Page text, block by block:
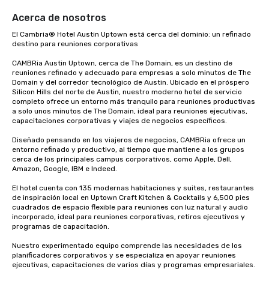
Acerca de nosotros
El Cambria® Hotel Austin Uptown está cerca del dominio: un refinado
destino para reuniones corporativas
CAMBRia Austin Uptown, cerca de The Domain, es un destino de
reuniones refinado y adecuado para empresas a solo minutos de The
Domain y del corredor tecnológico de Austin. Ubicado en el próspero
Silicon Hills del norte de Austin, nuestro moderno hotel de servicio
completo ofrece un entorno más tranquilo para reuniones productivas
a solo unos minutos de The Domain, ideal para reuniones ejecutivas,
capacitaciones corporativas y viajes de negocios específicos.
Diseñado pensando en los viajeros de negocios, CAMBRia ofrece un
entorno refinado y productivo, al tiempo que mantiene a los grupos
cerca de los principales campus corporativos, como Apple, Dell,
Amazon, Google, IBM e Indeed.
El hotel cuenta con 135 modernas habitaciones y suites, restaurantes
de inspiración local en Uptown Craft Kitchen & Cocktails y 6,500 pies
cuadrados de espacio flexible para reuniones con luz natural y audio
incorporado, ideal para reuniones corporativas, retiros ejecutivos y
programas de capacitación.
Nuestro experimentado equipo comprende las necesidades de los
planificadores corporativos y se especializa en apoyar reuniones
ejecutivas, capacitaciones de varios días y programas empresariales.